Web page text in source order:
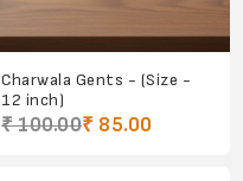
Charwala Gents - (Size -
12 inch)
₹ 100.00₹ 85.00